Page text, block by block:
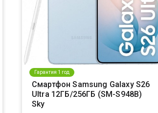
Гарантия 1 год
Смартфон Samsung Galaxy S26
Ultra 12ГБ/256ГБ (SM-S948B)
Sky